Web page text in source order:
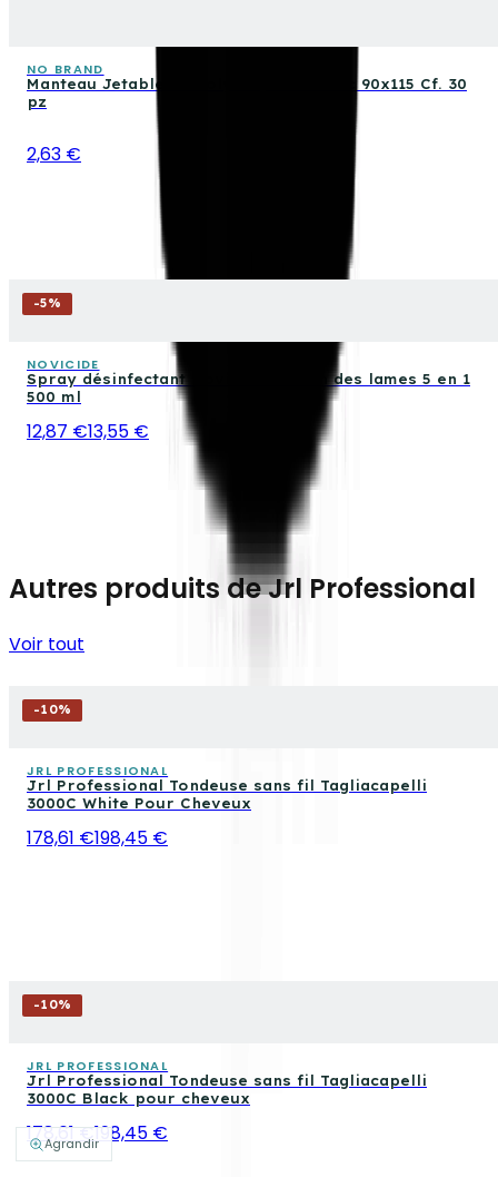
Agrandir
NO BRAND
Manteau Jetable En Polyéthylène Blanc 90x115 Cf. 30
pz
2,63 €
-5%
NOVICIDE
Spray désinfectant Novicide et soin des lames 5 en 1
500 ml
12,87 €13,55 €
Autres produits de Jrl Professional
Voir tout
-10%
JRL PROFESSIONAL
Jrl Professional Tondeuse sans fil Tagliacapelli
3000C White Pour Cheveux
178,61 €198,45 €
-10%
JRL PROFESSIONAL
Jrl Professional Tondeuse sans fil Tagliacapelli
3000C Black pour cheveux
178,61 €198,45 €